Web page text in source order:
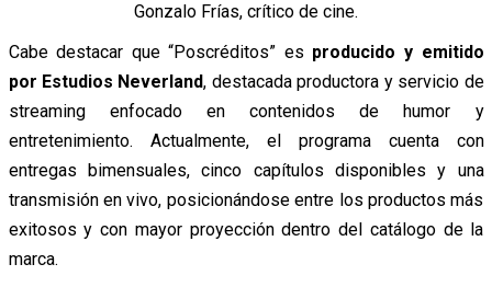
Gonzalo Frías, crítico de cine.
Cabe destacar que “Poscréditos” es producido y emitido
por Estudios Neverland, destacada productora y servicio de
streaming enfocado en contenidos de humor y
entretenimiento. Actualmente, el programa cuenta con
entregas bimensuales, cinco capítulos disponibles y una
transmisión en vivo, posicionándose entre los productos más
exitosos y con mayor proyección dentro del catálogo de la
marca.